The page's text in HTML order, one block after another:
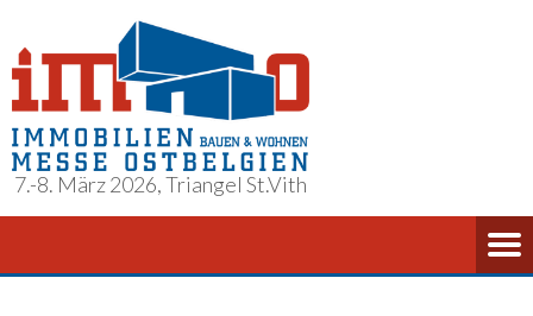
7.-8. März 2026, Triangel St.Vith